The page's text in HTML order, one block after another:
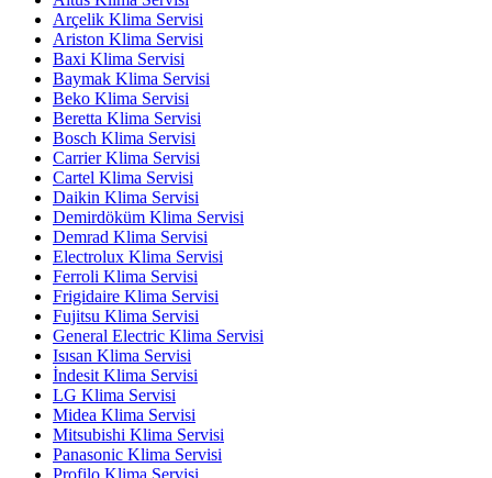
Arçelik Klima Servisi
Ariston Klima Servisi
Baxi Klima Servisi
Baymak Klima Servisi
Beko Klima Servisi
Beretta Klima Servisi
Bosch Klima Servisi
Carrier Klima Servisi
Cartel Klima Servisi
Daikin Klima Servisi
Demirdöküm Klima Servisi
Demrad Klima Servisi
Electrolux Klima Servisi
Ferroli Klima Servisi
Frigidaire Klima Servisi
Fujitsu Klima Servisi
General Electric Klima Servisi
Isısan Klima Servisi
İndesit Klima Servisi
LG Klima Servisi
Midea Klima Servisi
Mitsubishi Klima Servisi
Panasonic Klima Servisi
Profilo Klima Servisi